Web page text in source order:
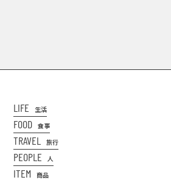
LIFE 生活
FOOD 食事
TRAVEL 旅行
PEOPLE 人
ITEM 商品